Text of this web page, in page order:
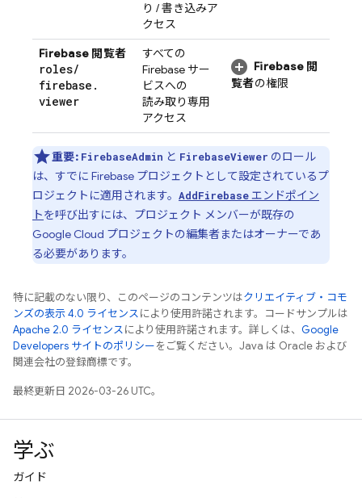
り / 書き込みア
クセス
Firebase 閲覧者
roles/
firebase .
viewer
すべての
Firebase サー
ビスへの
読み取り専用
アクセス
Firebase 閲
覧者の権限
重要: FirebaseAdmin と FirebaseViewer のロール
は、すでに Firebase プロジェクトとして設定されているプ
ロジェクトに適用されます。 AddFirebaseエンドポイン
トを呼び出すには、プロジェクト メンバーが既存の
Google Cloud プロジェクトの編集者またはオーナーであ
る必要があります。
特に記載のない限り、このページのコンテンツはクリエイティブ・コモ
ンズの表示 4.0 ライセンスにより使用許諾されます。コードサンプルは
Apache 2.0 ライセンスにより使用許諾されます。詳しくは、 Google
Developers サイトのポリシーをご覧ください。Java は Oracle および
関連会社の登録商標です。
最終更新日 2026-03-26 UTC。
学ぶ
ガイド